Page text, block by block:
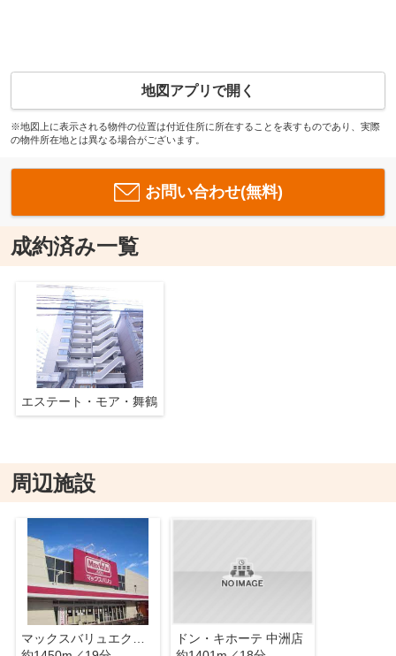
地図アプリで開く
※地図上に表示される物件の位置は付近住所に所在することを表すものであり、実際
の物件所在地とは異なる場合がございます。
お問い合わせ(無料)
成約済み一覧
エステート・モア・舞鶴
周辺施設
ドン・キホーテ 中洲店